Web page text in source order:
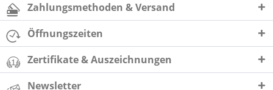
Zahlungsmethoden & Versand
Öffnungszeiten
Zertifikate & Auszeichnungen
Newsletter